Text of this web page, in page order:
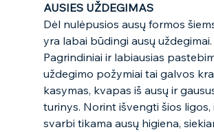
AUSIES UŽDEGIMAS
Dėl nulėpusios ausų formos
yra labai būdingi ausų uždegimai.
Pagrindiniai ir labiausias
uždegimo požymiai tai galvos
kasymas, kvapas iš ausų ir
turinys. Norint išvengti šios ligos,
svarbi tikama ausų higiena,